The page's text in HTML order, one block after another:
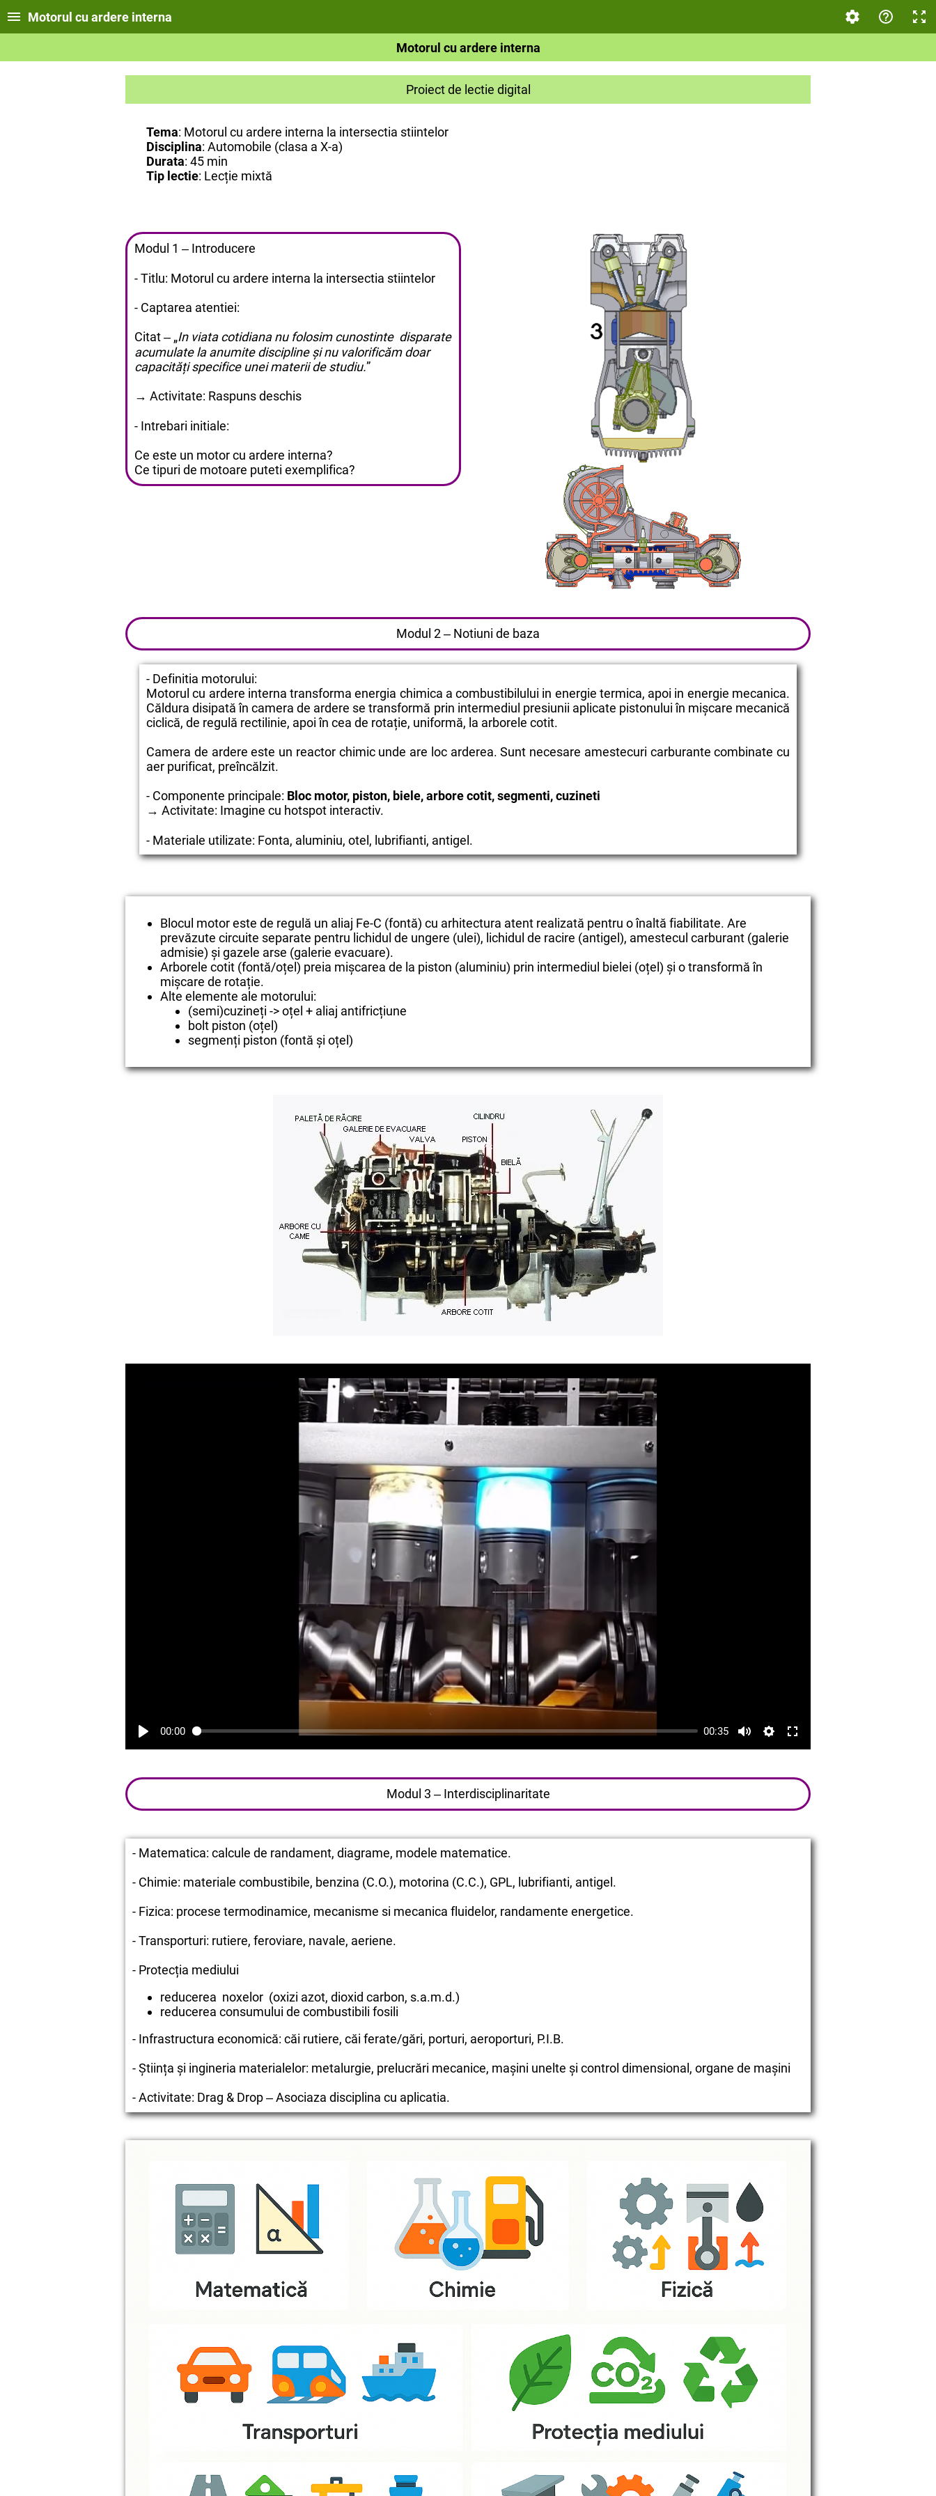
Motorul cu ardere interna
Motorul cu ardere interna
Proiect de lectie digital
Tema: Motorul cu ardere interna la intersectia stiintelor
Disciplina: Automobile (clasa a X-a)
Durata: 45 min
Tip lectie: Lecție mixtă
Modul 1 ‒ Introducere
- Titlu: Motorul cu ardere interna la intersectia stiintelor
- Captarea atentiei:
Citat ‒ „In viata cotidiana nu folosim cunostinte disparate
acumulate la anumite discipline și nu valorificăm doar
capacități specifice unei materii de studiu.”
→ Activitate: Raspuns deschis
- Intrebari initiale:
Ce este un motor cu ardere interna?
Ce tipuri de motoare puteti exemplifica?
Modul 2 ‒ Notiuni de baza
- Definitia motorului:
Motorul cu ardere interna transforma energia chimica a combustibilului in energie termica, apoi in energie mecanica.
Căldura disipată în camera de ardere se transformă prin intermediul presiunii aplicate pistonului în mișcare mecanică
ciclică, de regulă rectilinie, apoi în cea de rotație, uniformă, la arborele cotit.
Camera de ardere este un reactor chimic unde are loc arderea. Sunt necesare amestecuri carburante combinate cu
aer purificat, preîncălzit.
- Componente principale: Bloc motor, piston, biele, arbore cotit, segmenti, cuzineti
→ Activitate: Imagine cu hotspot interactiv.
- Materiale utilizate: Fonta, aluminiu, otel, lubrifianti, antigel.
Blocul motor este de regulă un aliaj Fe-C (fontă) cu arhitectura atent realizată pentru o înaltă fiabilitate. Are
prevăzute circuite separate pentru lichidul de ungere (ulei), lichidul de racire (antigel), amestecul carburant (galerie
admisie) și gazele arse (galerie evacuare).
Arborele cotit (fontă/oțel) preia mișcarea de la piston (aluminiu) prin intermediul bielei (oțel) și o transformă în
mișcare de rotație.
Alte elemente ale motorului:
(semi)cuzineți -> oțel + aliaj antifricțiune
bolt piston (oțel)
segmenți piston (fontă și oțel)
00:00 00:35
Modul 3 ‒ Interdisciplinaritate
- Matematica: calcule de randament, diagrame, modele matematice.
- Chimie: materiale combustibile, benzina (C.O.), motorina (C.C.), GPL, lubrifianti, antigel.
- Fizica: procese termodinamice, mecanisme si mecanica fluidelor, randamente energetice.
- Transporturi: rutiere, feroviare, navale, aeriene.
- Protecția mediului
reducerea noxelor (oxizi azot, dioxid carbon, s.a.m.d.)
reducerea consumului de combustibili fosili
- Infrastructura economică: căi rutiere, căi ferate/gări, porturi, aeroporturi, P.I.B.
- Știința și ingineria materialelor: metalurgie, prelucrări mecanice, mașini unelte și control dimensional, organe de mașini
- Activitate: Drag & Drop ‒ Asociaza disciplina cu aplicatia.